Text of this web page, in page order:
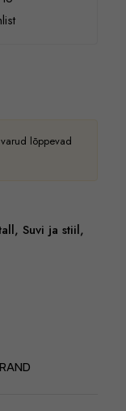
lõppevad
, Suvi ja stiil,